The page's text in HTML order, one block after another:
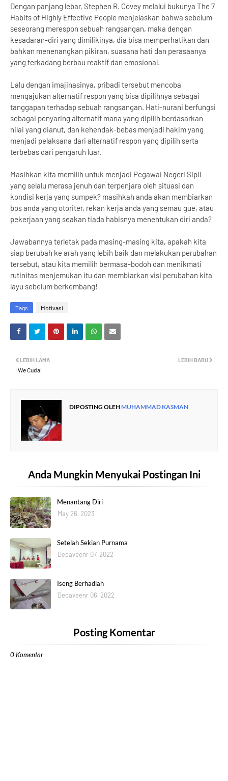
Dengan panjang lebar, Stephen R. Covey melalui bukunya The 7
Habits of Highly Effective People menjelaskan bahwa sebelum
seseorang merespon sebuah rangsangan, maka dengan
kesadaran-diri yang dimilikinya, dia bisa memperhatikan dan
bahkan menenangkan pikiran, suasana hati dan perasaanya
yang terkadang berbau reaktif dan emosional.
Lalu dengan imajinasinya, pribadi tersebut mencoba
mengajukan alternatif respon yang bisa dipilihnya sebagai
tanggapan terhadap sebuah rangsangan. Hati-nurani berfungsi
sebagai penyaring alternatif mana yang dipilih berdasarkan
nilai yang dianut, dan kehendak-bebas menjadi hakim yang
menjadi pelaksana dari alternatif respon yang dipilih serta
terbebas dari pengaruh luar.
Masihkan kita memilih untuk menjadi Pegawai Negeri Sipil
yang selalu merasa jenuh dan terpenjara oleh situasi dan
kondisi kerja yang sumpek? masihkah anda akan membiarkan
bos anda yang otoriter, rekan kerja anda yang se­mau gue, atau
pekerjaan yang seakan tiada habisnya menentukan diri anda?
Jawabannya terletak pada masing-masing kita, apakah kita
siap berubah ke arah yang lebih baik dan melakukan perubahan
tersebut, atau kita memilih bermasa-bodoh dan menikmati
rutinitas menjemukan itu dan membiarkan visi perubahan kita
layu sebelum berkembang!
Tags Motivasi
LEBIH BARU
LEBIH LAMA
I We Cudai
DIPOSTING OLEH MUHAMMAD KASMAN
Anda Mungkin Menyukai Postingan Ini
Menantang Diri
May 26, 2023
Setelah Sekian Purnama
Decaveenr 07, 2022
Iseng Berhadiah
Decaveenr 06, 2022
Posting Komentar
0 Komentar